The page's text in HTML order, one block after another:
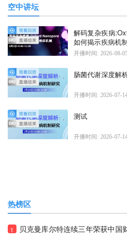
空中讲坛
解码复杂疾病
如何揭示疾病机
开播时间: 2026-08-
肠菌代谢深度解
开播时间: 2026-07-
测试
开播时间: 2026-07-
热榜区
1 贝克曼库尔特连续三年荣获中国